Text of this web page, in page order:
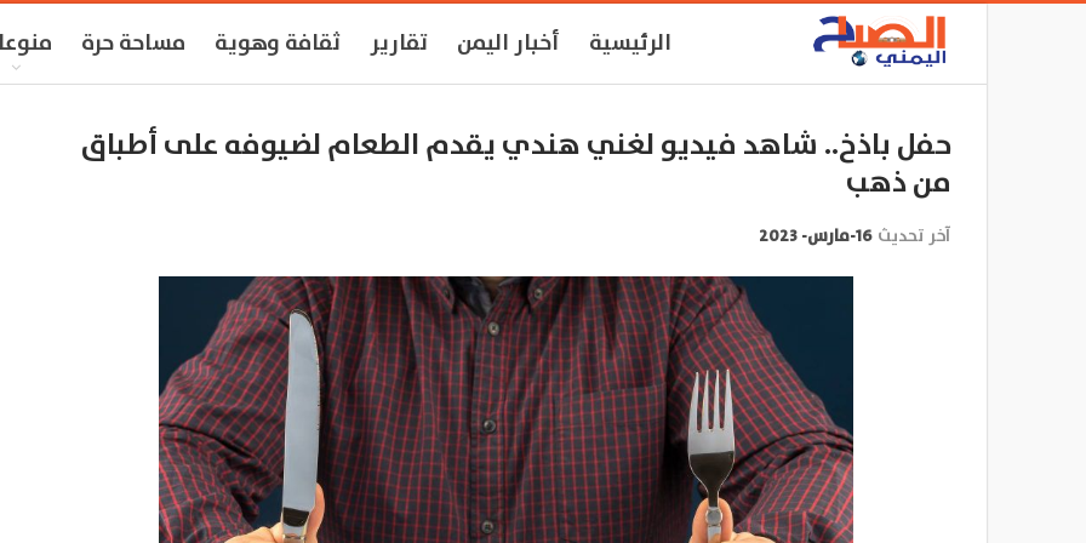
الرئيسية أخبار اليمن تقارير ثقافة وهوية مساحة حرة
حفل باذخ.. شاهد فيديو لغني هندي يقدم الطعام لضيوفه على أطباق
من ذهب
آخر تحديث 16-مارس- 2023